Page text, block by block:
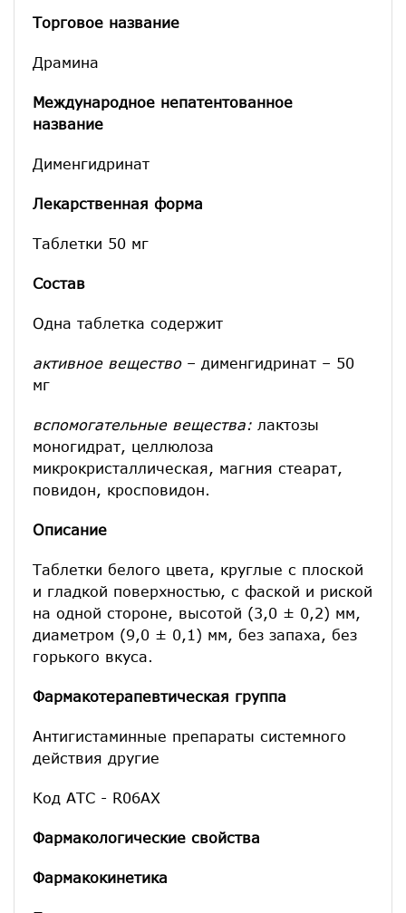
Торговое название
Драмина
Международное непатентованное
название
Дименгидринат
Лекарственная форма
Таблетки 50 мг
Состав
Одна таблетка содержит
активное вещество– дименгидринат – 50
мг
вспомогательные вещества: лактозы
моногидрат, целлюлоза
микрокристаллическая, магния стеарат,
повидон, кросповидон.
Описание
Таблетки белого цвета, круглые с плоской
и гладкой поверхностью, с фаской и риской
на одной стороне, высотой (3,0 ± 0,2) мм,
диаметром (9,0 ± 0,1) мм, без запаха, без
горького вкуса.
Фармакотерапевтическая группа
Антигистаминные препараты системного
действия другие
Код АТС - R06AХ
Фармакологические свойства
Фармакокинетика